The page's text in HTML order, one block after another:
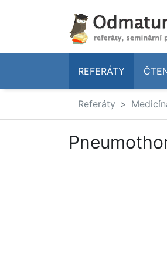
REFERÁTY
Referáty